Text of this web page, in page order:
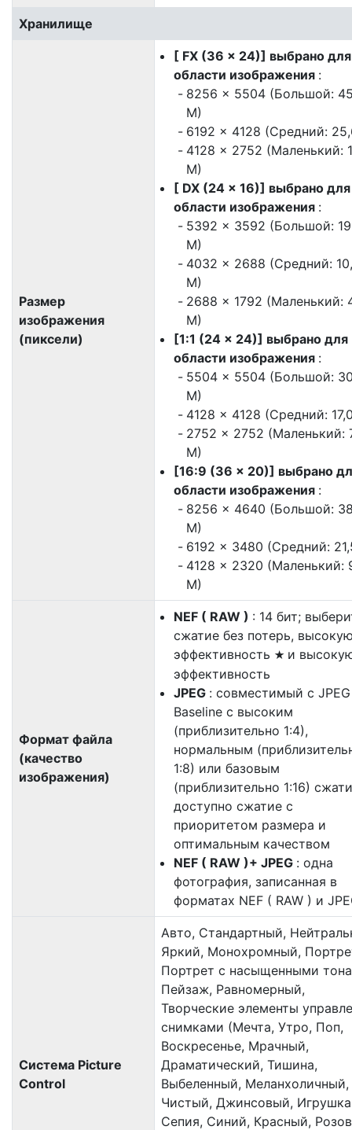
Хранилище
Размер
изображения
(пиксели)
[ FX (36 × 24)] выбрано для
области изображения :
8256 × 5504 (Большой:
М)
6192 × 4128 (Средний:
4128 × 2752 (Маленький:
М)
[ DX (24 × 16)] выбрано для
области изображения :
5392 × 3592 (Большой:
М)
4032 × 2688 (Средний:
М)
2688 × 1792 (Маленький:
М)
[1:1 (24 × 24)] выбрано для
области изображения :
5504 × 5504 (Большой:
М)
4128 × 4128 (Средний:
2752 × 2752 (Маленький:
М)
[16:9 (36 × 20)] выбрано
области изображения :
8256 × 4640 (Большой:
М)
6192 × 3480 (Средний:
4128 × 2320 (Маленький:
М)
Формат файла
(качество
изображения)
NEF ( RAW ) : 14 бит;
сжатие без потерь,
эффективность m и
эффективность
JPEG : совместимый с
Baseline с высоким
(приблизительно 1:4),
нормальным
1:8) или базовым
(приблизительно 1:16)
доступно сжатие с
приоритетом размера и
оптимальным качеством
NEF ( RAW )+ JPEG : одна
фотография, записанная в
форматах NEF ( RAW ) и
Система Picture
Control
Авто, Стандартный,
Яркий, Монохромный,
Портрет с насыщенными
Пейзаж, Равномерный,
Творческие элементы
снимками (Мечта, Утро, Поп,
Воскресенье, Мрачный,
Драматический, Тишина,
Выбеленный, Меланхоличный,
Чистый, Джинсовый,
Сепия, Синий, Красный,